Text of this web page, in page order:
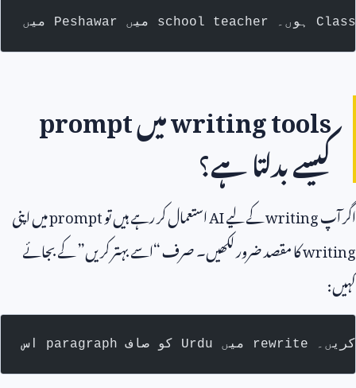
writing toolsمیںprompt
کیسے بدلتا ہے؟
اگر آپwritingکے لیےAIاستعمال کر رہے ہیں توpromptمیں اپنی
writingکا مقصد ضرور لکھیں۔ صرف “اسے بہتر کریں” کے بجائے
کہیں: